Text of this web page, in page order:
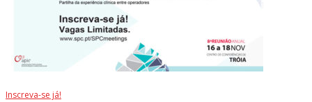
Inscreva-se já!